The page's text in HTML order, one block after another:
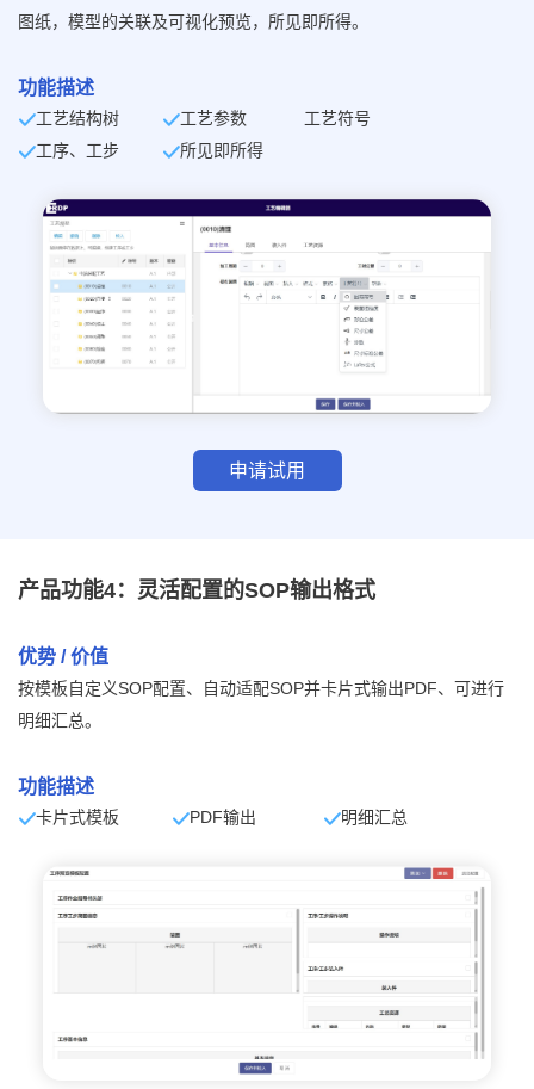
图纸，模型的关联及可视化预览，所见即所得。
功能描述
工艺结构树
工艺参数 工艺符号
工序、工步
所见即所得
申请试用
产品功能4：灵活配置的SOP输出格式
优势 / 价值
按模板自定义SOP配置、自动适配SOP并卡片式输出PDF、可进行
明细汇总。
功能描述
卡片式模板 PDF输出 明细汇总